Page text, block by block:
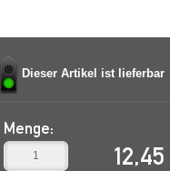
Dieser Artikel ist lieferbar
Menge:
12,45